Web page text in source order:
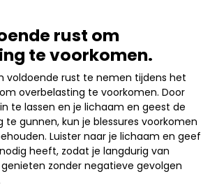
rust om
te voorkomen.
voldoende rust te nemen tijdens het
overbelasting te voorkomen. Door
te lassen en je lichaam en geest de
te gunnen, kun je blessures voorkomen
Luister naar je lichaam en geef
heeft, zodat je langdurig van
zonder negatieve gevolgen